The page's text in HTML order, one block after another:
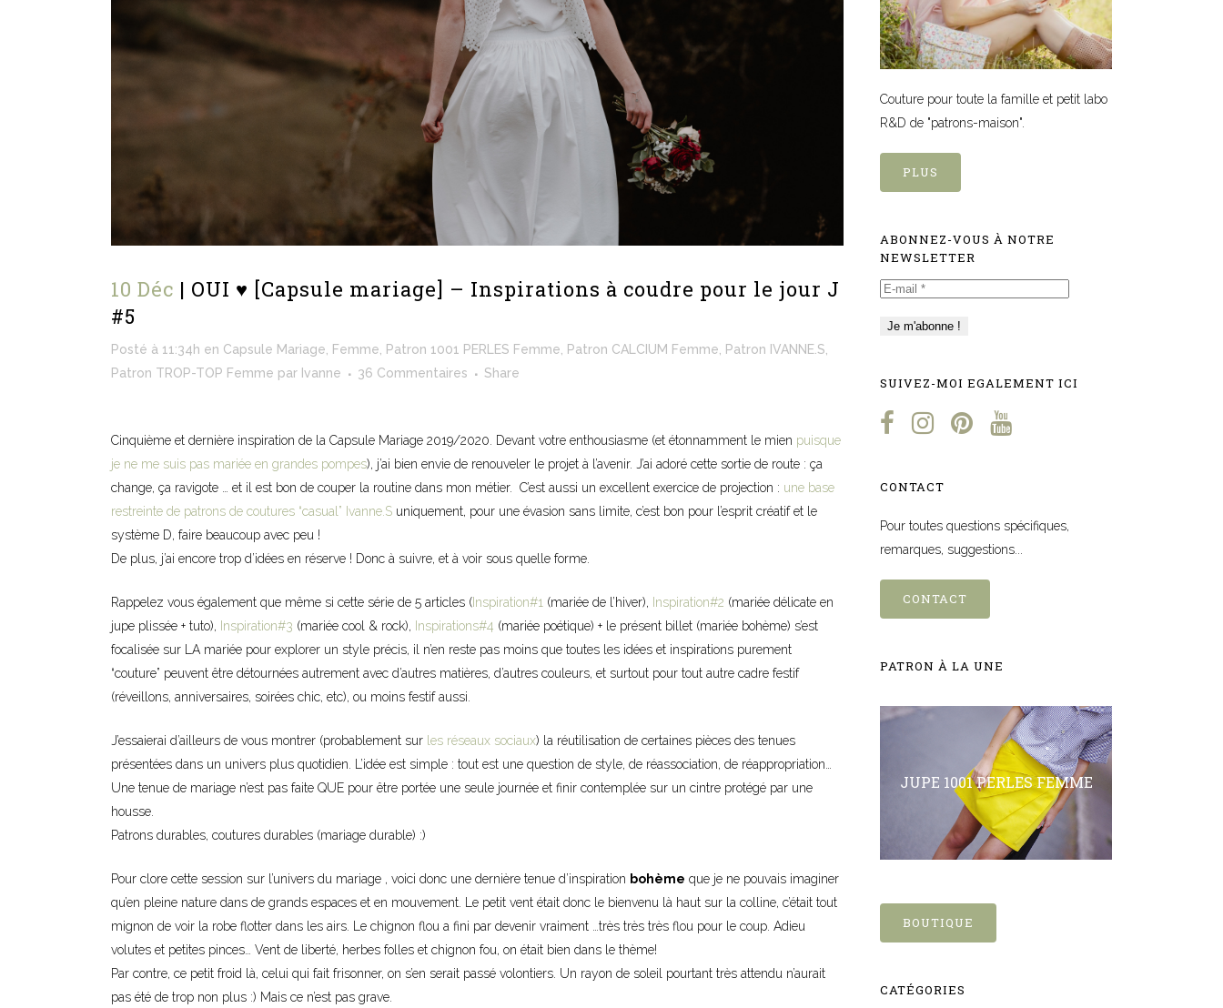
10 Déc | OUI ♥ [Capsule mariage] – Inspirations à coudre pour le jour J
#5
Posté à 11:34h en Capsule Mariage Femme Patron 1001 PERLES Femme Patron CALCIUM Femme Patron IVANNE.S
Patron TROP-TOP Femme par Ivanne 36 Commentaires Share
Cinquième et dernière inspiration de la Capsule Mariage 2019/2020. Devant votre enthousiasme (et étonnamment le mien puisque
je ne me suis pas mariée en grandes pompes), j’ai bien envie de renouveler le projet à l’avenir. J’ai adoré cette sortie de route : ça
change, ça ravigote … et il est bon de couper la routine dans mon métier. C’est aussi un excellent exercice de projection : une base
restreinte de patrons de coutures “casual” Ivanne.S uniquement, pour une évasion sans limite, c’est bon pour l’esprit créatif et le
système D, faire beaucoup avec peu !
De plus, j’ai encore trop d’idées en réserve ! Donc à suivre, et à voir sous quelle forme.
Rappelez vous également que même si cette série de 5 articles ( Inspiration#1 (mariée de l’hiver), Inspiration#2 (mariée délicate en
jupe plissée + tuto), Inspiration#3 (mariée cool & rock), Inspirations#4 (mariée poétique) + le présent billet (mariée bohème) s’est
focalisée sur LA mariée pour explorer un style précis, il n’en reste pas moins que toutes les idées et inspirations purement
“couture” peuvent être détournées autrement avec d’autres matières, d’autres couleurs, et surtout pour tout autre cadre festif
(réveillons, anniversaires, soirées chic, etc), ou moins festif aussi.
J’essaierai d’ailleurs de vous montrer (probablement sur les réseaux sociaux) la réutilisation de certaines pièces des tenues
présentées dans un univers plus quotidien. L’idée est simple : tout est une question de style, de réassociation, de réappropriation…
Une tenue de mariage n’est pas faite QUE pour être portée une seule journée et finir contemplée sur un cintre protégé par une
housse.
Patrons durables, coutures durables (mariage durable) :)
Pour clore cette session sur l’univers du mariage , voici donc une dernière tenue d’inspiration bohème que je ne pouvais imaginer
qu’en pleine nature dans de grands espaces et en mouvement. Le petit vent était donc le bienvenu là haut sur la colline, c’était tout
mignon de voir la robe flotter dans les airs. Le chignon flou a fini par devenir vraiment …très très très flou pour le coup. Adieu
volutes et petites pinces… Vent de liberté, herbes folles et chignon fou, on était bien dans le thème!
Par contre, ce petit froid là, celui qui fait frisonner, on s’en serait passé volontiers. Un rayon de soleil pourtant très attendu n’aurait
pas été de trop non plus :) Mais ce n’est pas grave.
Couture pour toute la famille et petit labo
R&D de "patrons-maison".
PLUS
ABONNEZ-VOUS À NOTRE
NEWSLETTER
E-
SUIVEZ-MOI EGALEMENT ICI
CONTACT
Pour toutes questions spécifiques,
remarques, suggestions...
CONTACT
PATRON À LA UNE
JUPE 1001 PERLES FEMME
BOUTIQUE
CATÉGORIES